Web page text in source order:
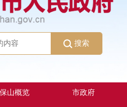
搜索
保山概览 市政府